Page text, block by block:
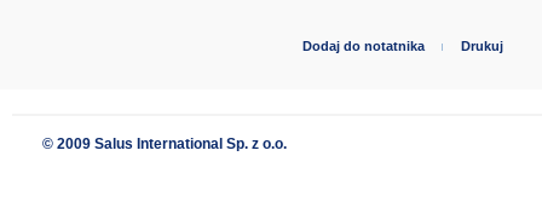
Dodaj do notatnika Drukuj
© 2009 Salus International Sp. z o.o.